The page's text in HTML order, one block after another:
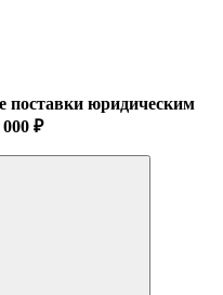
поставки юридическим
₽